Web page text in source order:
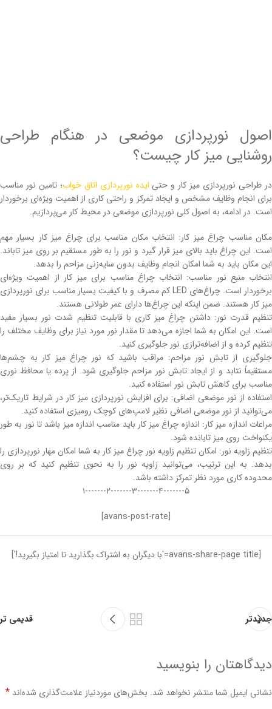
اصول نورپردازی موضعی در هنگام طراحی
روشنایی میز کار چیست؟
در طراحی نورپردازی میز کار و حتی ایده نورپردازی اتاق خواب؛ تامین نور مناسب
برای انجام وظایف مشخص و ایجاد تمرکز و راحتی کاری از اهمیت ویژه‌ای برخوردار
است. در ادامه، به اصول کلی نورپردازی موضعی در محیط کار می‌پردازیم.
مکان مناسب چراغ میز کار: انتخاب مکان مناسب برای چراغ میز کار بسیار مهم
است. این چراغ باید بالای میز قرار گیرد و نور را به طور مستقیم بر روی میز تاباند.
این مکان باید به شما امکان انجام وظایف بدون سایه‌زنی مزاحم را بدهد.
انتخاب منبع نور مناسب: انتخاب چراغ مناسب برای میز کار از اهمیت ویژه‌ای
برخوردار است. چراغ‌های LED کم مصرف و با کیفیت بسیار مناسب برای نورپردازی
میز کار هستند. ضمن اینکه این چراغ‌ها دارای عمر طولانی هستند.
تنظیم قدرت نور: داشتن چراغ میز کاری با قابلیت تنظیم شدت نور بسیار مفید
است. این امکان به شما اجازه می‌دهد تا مقدار نور مورد نیاز برای وظایف مختلف را
تنظیم کرده و از اضافه‌ترازی نور جلوگیری کنید.
جلوگیری از تابش نور مزاحم: مراقب باشید که نور چراغ میز کار به چشم‌ها
مستقیماً نتابد و از ایجاد تابش نور مزاحم جلوگیری شود. از پرده یا محافظ نوری
مناسب برای کاهش تابش نور استفاده کنید.
استفاده از نور موضعی اضافی: برای افزایش نورپردازی میز کار در شرایط تاریک‌تر،
می‌توانید از نور موضعی اضافی نظیر لامپ‌های کوچک رومیزی استفاده کنید.
مراعات اندازه میز کار: اندازه چراغ میز کار باید مناسب اندازه میز باشد تا نور به طور
یکنواخت روی میز تابانده شود.
تنظیم زاویه نور: امکان تنظیم زاویه نور چراغ میز کار به شما امکان مهار نورپردازی را
بدهد. به این ترتیب، می‌توانید زاویه نور را به نحوی تنظیم کنید که بر روی
محدوده کاری مورد نظر تمرکز داشته باشد.
۵-------۴-------۳-------۲-------۱
[avans-post-rate]
[avans-share-page title='با دیگران به اشتراک بگذارید تا امتیاز بگیرید!']
جدیدتر قدیمی تر
دیدگاهتان را بنویسید
نشانی ایمیل شما منتشر نخواهد شد. بخش‌های موردنیاز علامت‌گذاری شده‌اند *